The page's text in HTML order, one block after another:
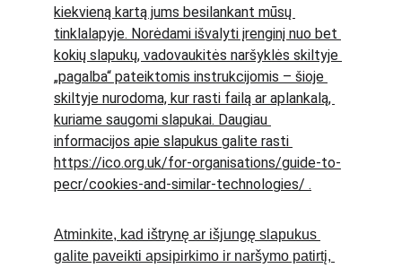
kiekvieną kartą jums besilankant mūsų
tinklalapyje. Norėdami išvalyti įrenginį nuo bet
kokių slapukų, vadovaukitės naršyklės skiltyje
„pagalba“ pateiktomis instrukcijomis – šioje
skiltyje nurodoma, kur rasti failą ar aplankalą,
kuriame saugomi slapukai. Daugiau
informacijos apie slapukus galite rasti
https://ico.org.uk/for-organisations/guide-to-
pecr/cookies-and-similar-technologies/ .
Atminkite, kad ištrynę ar išjungę slapukus
galite paveikti apsipirkimo ir naršymo patirtį,